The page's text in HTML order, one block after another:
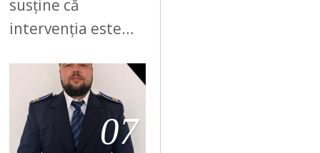
susține că
intervenția este…
07